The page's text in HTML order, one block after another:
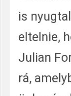
is
eltelnie,
Julian
rá,